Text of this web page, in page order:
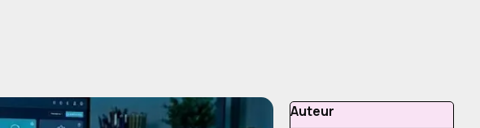
Sauter le bloc Auteur
Auteur